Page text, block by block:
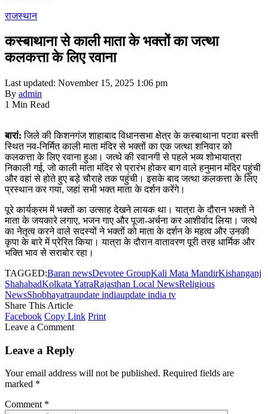
राजस्थान
कस्बाथाना से काली माता के भक्तों का जत्था
कलकत्ता के लिए रवाना
Last updated: November 15, 2025 1:06 pm
By admin
1 Min Read
बारां:जिले की किशनगंज शाहाबाद विधानसभा क्षेत्र के कस्बाथाना पटवा बस्ती
स्थित नव-निर्मित काली माता मंदिर से भक्तों का एक जत्था शनिवार को
कलकत्ता के लिए रवाना हुआ। जत्थे की रवानगी से पहले भव्य शोभायात्रा
निकाली गई, जो काली माता मंदिर से प्रारंभ होकर बाग वाले हनुमान मंदिर पहुंची
और वहां से होते हुए बड़े चौराहे तक पहुंची। इसके बाद जत्था कलकत्ता के लिए
प्रस्थान कर गया, जहां सभी भक्त माता के दर्शन करेंगे।
पूरे कार्यक्रम में भक्तों का उत्साह देखने लायक था। यात्रा के दौरान भक्तों ने
माता के जयकारे लगाए, भजन गाए और पूजा-अर्चना कर आशीर्वाद लिया। जत्थे
का नेतृत्व करने वाले सदस्यों ने भक्तों को माता के दर्शन के महत्व और उनकी
कृपा के बारे में प्रेरित किया। यात्रा के दौरान वातावरण पूरी तरह धार्मिक और
भक्ति भाव से सराबोर रहा।
TAGGED:Baran newsDevotee GroupKali Mata MandirKishanganj
ShahabadKolkata YatraRajasthan Local NewsReligious
NewsShobhayatraupdate indiaupdate india tv
Share This Article
Facebook Copy Link Print
Leave a Comment
Leave a Reply
Your email address will not be published. Required fields are
marked *
Comment *